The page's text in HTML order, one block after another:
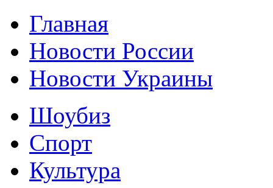
Главная
Новости России
Новости Украины
Шоубиз
Спорт
Культура